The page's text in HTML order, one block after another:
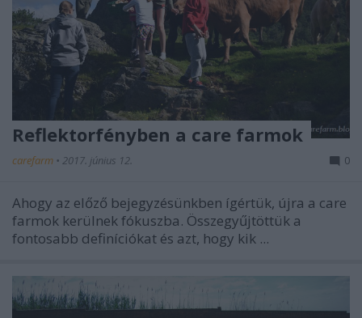
Reflektorfényben a care farmok
carefarm • 2017. június 12. 0
Ahogy az előző bejegyzésünkben ígértük, újra a care
farmok kerülnek fókuszba. Összegyűjtöttük a
fontosabb definíciókat és azt, hogy kik ...